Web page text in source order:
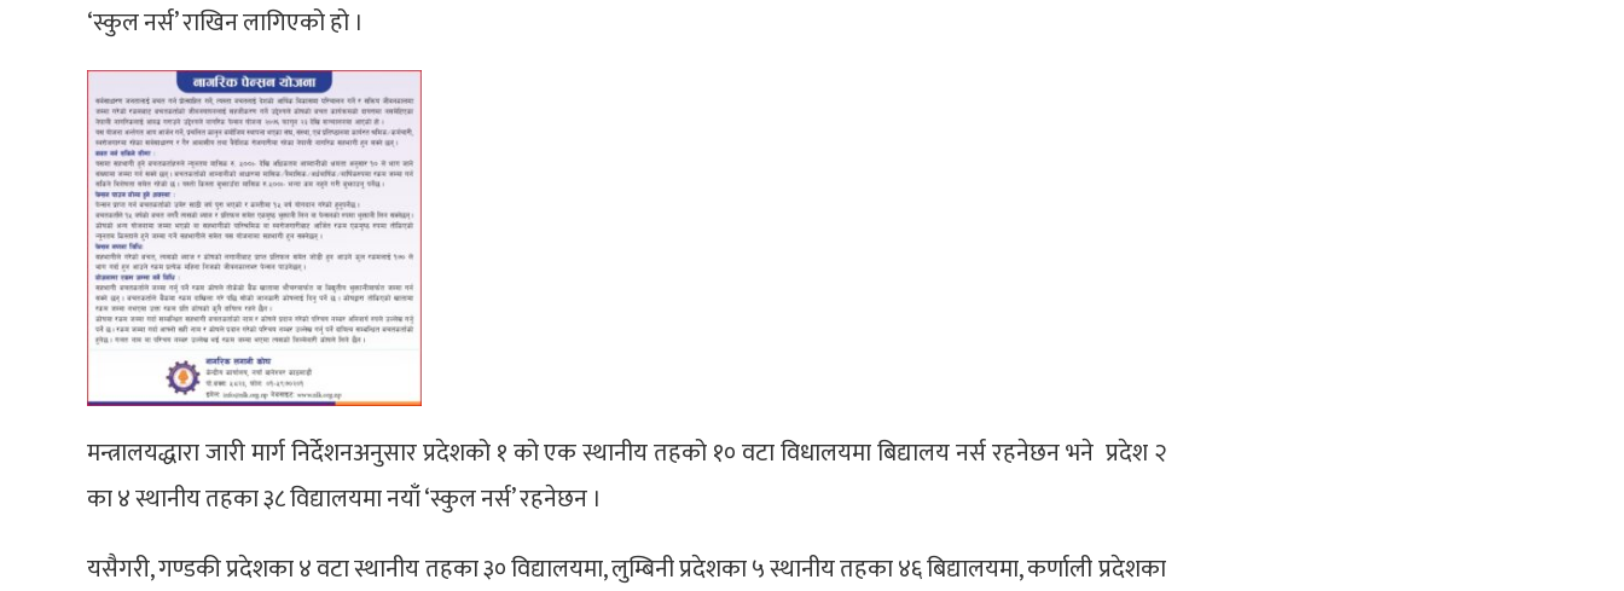
‘स्कुल नर्स’ राखिन लागिएको हो ।
मन्त्रालयद्धारा जारी मार्ग निर्देशनअनुसार प्रदेशको १ को एक स्थानीय तहको १० वटा विधालयमा बिद्यालय नर्स रहनेछन भने प्रदेश २
का ४ स्थानीय तहका ३८ विद्यालयमा नयाँ ‘स्कुल नर्स’ रहनेछन ।
यसैगरी, गण्डकी प्रदेशका ४ वटा स्थानीय तहका ३० विद्यालयमा, लुम्बिनी प्रदेशका ५ स्थानीय तहका ४६ बिद्यालयमा, कर्णाली प्रदेशका